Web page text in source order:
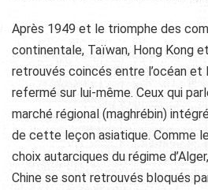
Après 1949 et le triomphe des
continentale, Taïwan, Hong Kong
retrouvés coincés entre l’océan et
refermé sur lui-même. Ceux qui
marché régional (maghrébin)
de cette leçon asiatique. Comme
choix autarciques du régime
Chine se sont retrouvés bloqués